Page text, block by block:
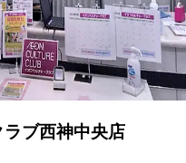
ブ西神中央店